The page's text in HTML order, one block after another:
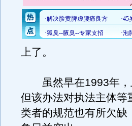
上了。
虽然早在1993年，
但该办法对执法主体
类者的规范也有所欠